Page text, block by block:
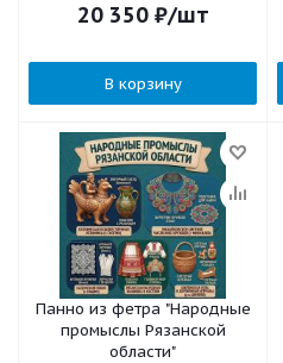
20 350₽/шт
В корзину
Панно из фетра "Народные
промыслы Рязанской
области"